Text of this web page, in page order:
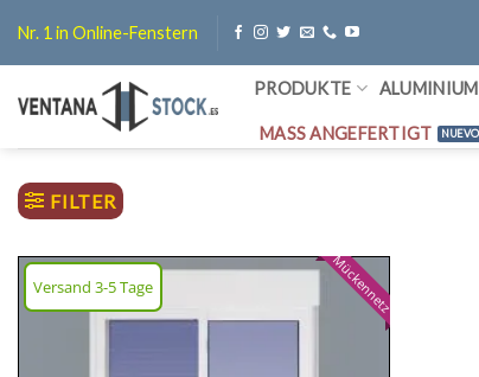
Inhalt
springen
Nr. 1 in Online-Fenstern
PRODUKTE ALUMINIUM
MASS ANGEFERTIGT
FILTER
Versand 3-5 Tage Mückennetz
Wunschliste